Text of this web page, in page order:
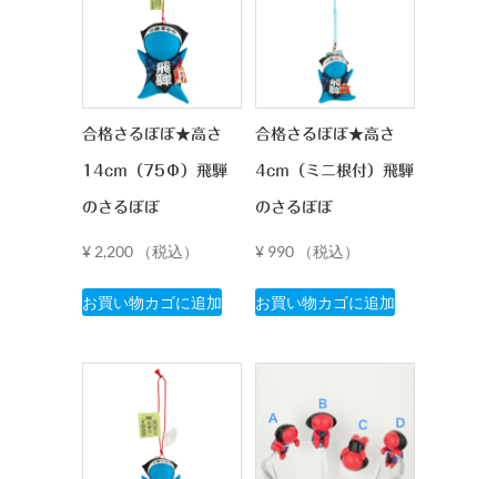
郷
ホ
ワ
イ
【飛
限
個
合格さるぼぼ★高さ
14cm（75Φ）飛騨
のさるぼぼ
¥ 2,200 （税込）
お買い物カゴに追加
合格さるぼぼ★高さ
4cm（ミニ根付）飛騨
のさるぼぼ
¥ 990 （税込）
お買い物カゴに追加